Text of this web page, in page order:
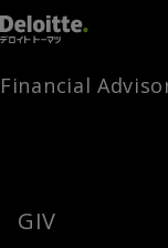
Home
Times
Channel
Library
お問い合わせ
Financial
GIV